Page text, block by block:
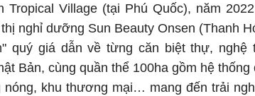
Tropical Village (tại Phú Quốc), năm
nghỉ dưỡng Sun Beauty Onsen (Thanh
quý giá dẫn về từng căn biệt thự, nghệ
Bản, cùng quần thể 100ha gồm hệ thống
nóng, khu thương mại… mang đến trải